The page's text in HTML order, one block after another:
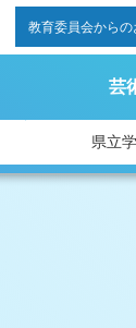
教育委員会からの
芸
県立